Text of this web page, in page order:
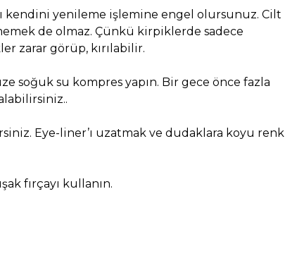
kendini yenileme işlemine engel olursunuz. Cilt
de olmaz. Çünkü kirpiklerde sadece
zarar görüp, kırılabilir.
soğuk su kompres yapın. Bir gece önce fazla
Eye-liner’ı uzatmak ve dudaklara koyu renk
fırçayı kullanın.